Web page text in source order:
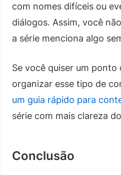
com nomes difíceis ou
diálogos. Assim, você
a série menciona algo
Se você quiser um ponto
organizar esse tipo de
um guia rápido para
série com mais clareza
Conclusão